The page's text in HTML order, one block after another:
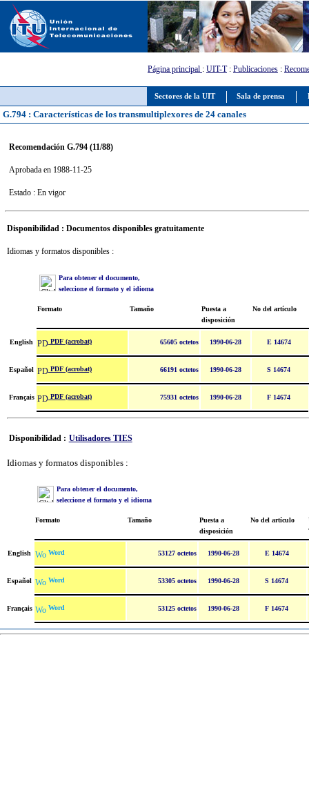
Sectores de la UIT Sala de prensa
Página principal : UIT-T: Publicaciones :
G.794 : Características de los transmultiplexores de 24 canales
Recomendación G.794 (11/88)
Aprobada en 1988-11-25
Estado : En vigor
Disponibilidad : Documentos disponibles gratuitamente
Idiomas y formatos disponibles :
Para obtener el documento,
seleccione el formato y el idioma
Formato Tamaño
Puesta a
disposición
No del artículo
English PDF (acrobat) 65605 octetos 1990-06-28 E 14674
Español PDF (acrobat) 66191 octetos 1990-06-28 S 14674
Français PDF (acrobat) 75931 octetos 1990-06-28 F 14674
Disponibilidad : Utilisadores TIES
Idiomas y formatos disponibles :
Para obtener el documento,
seleccione el formato y el idioma
Formato Tamaño
Puesta a
disposición
No del artículo
English Word 53127 octetos 1990-06-28 E 14674
Español Word 53305 octetos 1990-06-28 S 14674
Français Word 53125 octetos 1990-06-28 F 14674